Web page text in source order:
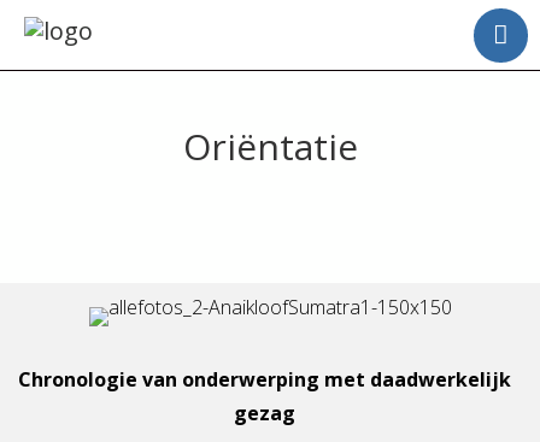
Oriëntatie
Chronologie van onderwerping met daadwerkelijk
gezag